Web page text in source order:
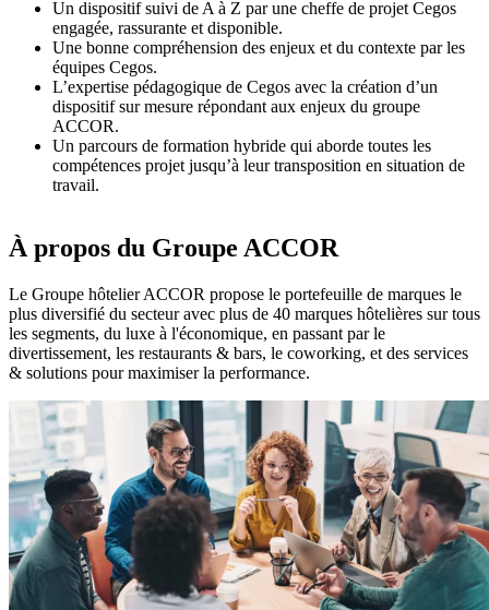
Un dispositif suivi de A à Z par une cheffe de projet Cegos
engagée, rassurante et disponible.
Une bonne compréhension des enjeux et du contexte par les
équipes Cegos.
L’expertise pédagogique de Cegos avec la création d’un
dispositif sur mesure répondant aux enjeux du groupe
ACCOR.
Un parcours de formation hybride qui aborde toutes les
compétences projet jusqu’à leur transposition en situation de
travail.
À propos du Groupe ACCOR
Le Groupe hôtelier ACCOR propose le portefeuille de marques le
plus diversifié du secteur avec plus de 40 marques hôtelières sur tous
les segments, du luxe à l'économique, en passant par le
divertissement, les restaurants & bars, le coworking, et des services
& solutions pour maximiser la performance.